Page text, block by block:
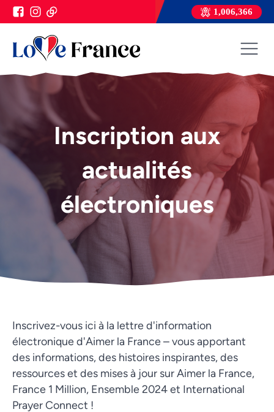
1,006,366
Inscription aux
actualités
électroniques
Inscrivez-vous ici à la lettre d'information
électronique d'Aimer la France – vous apportant
des informations, des histoires inspirantes, des
ressources et des mises à jour sur Aimer la France,
France 1 Million, Ensemble 2024 et International
Prayer Connect !